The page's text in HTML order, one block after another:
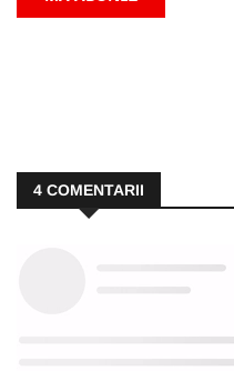
4 COMENTARII